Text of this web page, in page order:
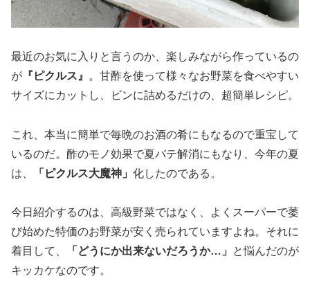
最近のお気に入りと言うのか、楽しみながら作っているの
が 『ピクルス』
。甘酢を使って様々なお野菜を食べやすい
サイズにカットし、ビンに詰めるだけの、超簡単レシピ。
これ、本当に簡単で毎晩のお酒の肴にもなるので重宝して
いるのだ。酢のモノ効果で夏バテ解消にもなり、今年の夏
は、
「ピクルス大魔神」 化したのである。
今日紹介するのは、高級野菜ではなく、よくスーパーで萎
び始めた特価のお野菜が安く売られていますよね。それに
着目して、
「どうにか出来ないだろうか…」
と悩んだのが
キッカケなのです。